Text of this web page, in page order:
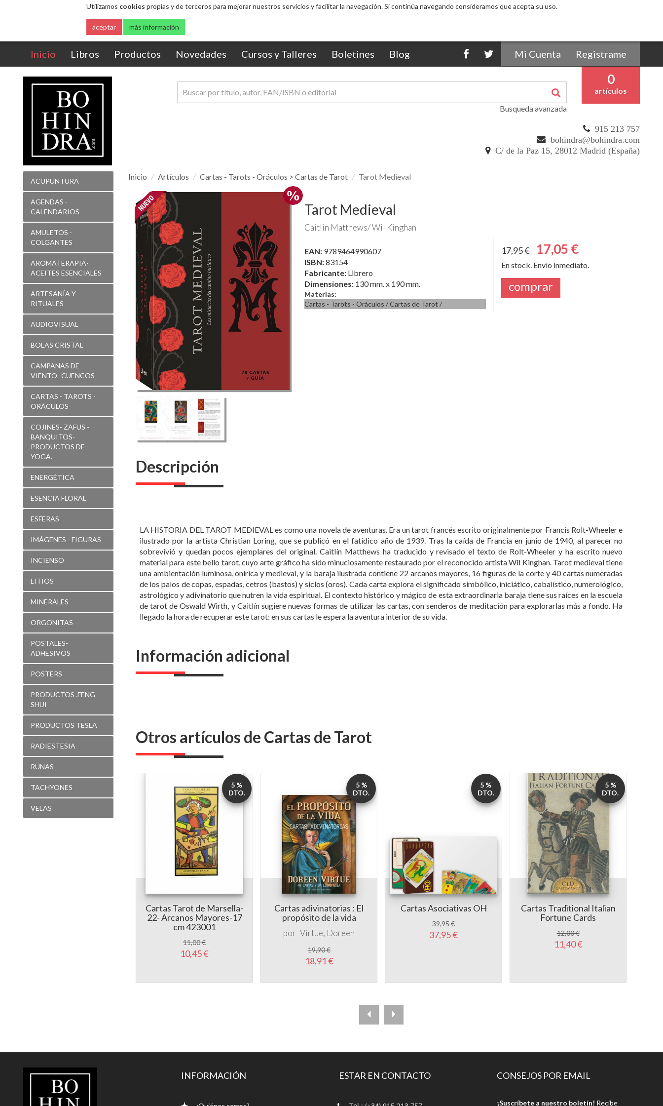
Utilizamos cookies propias y de terceros para mejorar nuestros servicios y facilitar la navegación. Si continúa navegando consideramos que acepta su uso.
aceptar más información
Inicio (current)
Libros Productos Novedades Cursos y Talleres Boletines Blog Mi Cuenta Registrame
0
artículos
Busqueda avanzada
915 213 757
bohindra@bohindra.com
C/ de la Paz 15, 28012 Madrid (España)
ACUPUNTURA
AGENDAS -
CALENDARIOS
AMULETOS -
COLGANTES
AROMATERAPIA-
ACEITES ESENCIALES
ARTESANÍA Y
RITUALES
AUDIOVISUAL
BOLAS CRISTAL
CAMPANAS DE
VIENTO- CUENCOS
CARTAS - TAROTS -
ORÁCULOS
COJINES- ZAFUS -
BANQUITOS-
PRODUCTOS DE
YOGA.
ENERGÉTICA
ESENCIA FLORAL
ESFERAS
IMÁGENES - FIGURAS
INCIENSO
LITIOS
MINERALES
ORGONITAS
POSTALES-
ADHESIVOS
POSTERS
PRODUCTOS .FENG
SHUI
PRODUCTOS TESLA
RADIESTESIA
RUNAS
TACHYONES
VELAS
Inicio Artículos Cartas - Tarots - Oráculos > Cartas de Tarot Tarot Medieval
Tarot
Medieval
Tarot Medieval
Caitlin Matthews/ Wil Kinghan
EAN: 9789464990607
ISBN:83154
Fabricante: Librero
Dimensiones:130 mm. x 190 mm.
Materias:
Cartas - Tarots - Oráculos /Cartas de Tarot /
17,95 € 17,05 €
En stock. Envío inmediato.
comprar
Descripción
LA HISTORIA DEL TAROT MEDIEVAL es como una novela de aventuras. Era un tarot francés escrito originalmente por Francis Rolt-Wheeler e
ilustrado por la artista Christian Loring, que se publicó en el fatídico año de 1939. Tras la caída de Francia en junio de 1940, al parecer no
sobrevivió y quedan pocos ejemplares del original. Caitlín Matthews ha traducido y revisado el texto de Rolt-Wheeler y ha escrito nuevo
material para este bello tarot, cuyo arte gráfico ha sido minuciosamente restaurado por el reconocido artista Wil Kinghan. Tarot medieval tiene
una ambientación luminosa, onírica y medieval, y la baraja ilustrada contiene 22 arcanos mayores, 16 figuras de la corte y 40 cartas numeradas
de los palos de copas, espadas, cetros (bastos) y siclos (oros). Cada carta explora el significado simbólico, iniciático, cabalístico, numerológico,
astrológico y adivinatorio que nutren la vida espiritual. El contexto histórico y mágico de esta extraordinaria baraja tiene sus raíces en la escuela
de tarot de Oswald Wirth, y Caitlín sugiere nuevas formas de utilizar las cartas, con senderos de meditación para explorarlas más a fondo. Ha
llegado la hora de recuperar este tarot: en sus cartas le espera la aventura interior de su vida.
Información adicional
Otros artículos de Cartas de Tarot
Cartas Tarot de Marsella-
22- Arcanos Mayores-17
cm 423001
11,00 €
10,45 €
5 %
DTO.
Cartas adivinatorias : El
propósito de la vida
por Virtue, Doreen
19,90 €
18,91 €
5 %
DTO.
Cartas Asociativas OH
39,95 €
37,95 €
5 %
DTO.
Cartas Traditional Italian
Fortune Cards
12,00 €
11,40 €
5 %
DTO.
LIBRERÍA
BOHINDRA
INFORMACIÓN ESTAR EN CONTACTO CONSEJOS POR EMAIL
¡Suscríbete a nuestro boletín! Recibe